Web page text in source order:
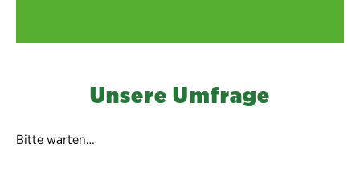
Unsere Umfrage
Bitte warten…